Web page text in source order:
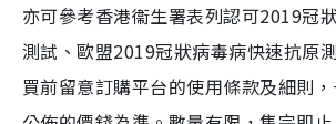
亦可參考香港衞生署表列認可2019冠
測試、歐盟2019冠狀病毒病快速抗原
買前留意訂購平台的使用條款及細則